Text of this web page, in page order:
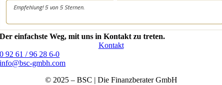
Der einfachste Weg, mit uns in Kontakt zu treten.
Kontakt
0 92 61 / 96 28 6-0
info@bsc-gmbh.com
© 2025 – BSC | Die Finanzberater GmbH